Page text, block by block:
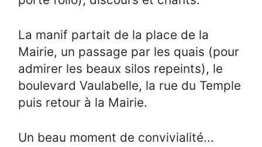
La manif partait de la place de la
Mairie, un passage par les quais (pour
admirer les beaux silos repeints), le
boulevard Vaulabelle, la rue du Temple
puis retour à la Mairie.
Un beau moment de convivialité...